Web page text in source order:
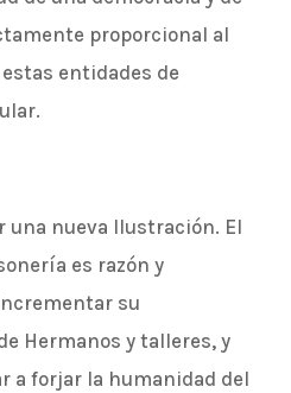
proporcional al
entidades de
una nueva Ilustración. El
es razón y
su
Hermanos y talleres, y
a forjar la humanidad del